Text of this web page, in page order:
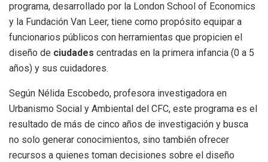
programa, desarrollado por la London School of Economics
y la Fundación Van Leer, tiene como propósito equipar a
funcionarios públicos con herramientas que propicien el
diseño de ciudades centradas en la primera infancia (0 a 5
años) y sus cuidadores.
Según Nélida Escobedo, profesora investigadora en
Urbanismo Social y Ambiental del CFC, este programa es el
resultado de más de cinco años de investigación y busca
no solo generar conocimientos, sino también ofrecer
recursos a quienes toman decisiones sobre el diseño